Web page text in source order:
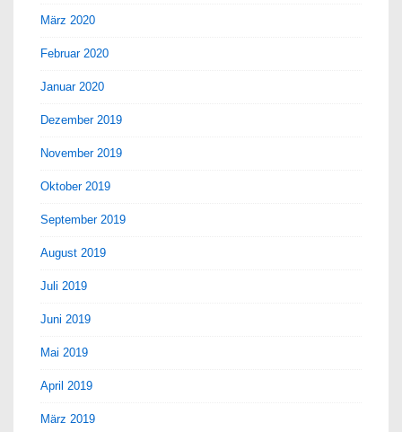
März 2020
Februar 2020
Januar 2020
Dezember 2019
November 2019
Oktober 2019
September 2019
August 2019
Juli 2019
Juni 2019
Mai 2019
April 2019
März 2019